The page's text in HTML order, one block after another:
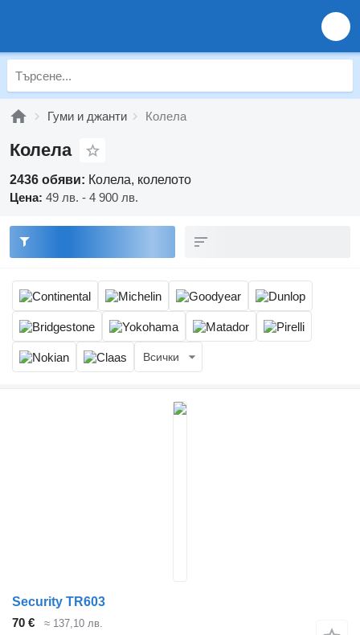
Гуми и джанти Колела
Колела
2436 обяви: Колела, колелото
Цена: 49 лв. - 4 900 лв.
Всички
Security TR603
70 €
≈ 137,10 лв.